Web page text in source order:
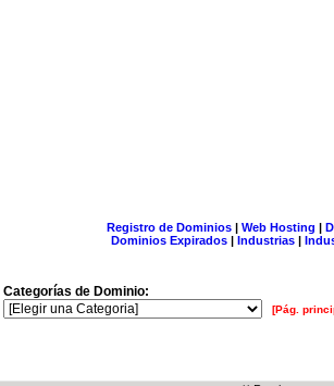
Registro de Dominios| Web Hosting |
Dominios Expirados | Industrias |
Categorías de Dominio:
[Pág.